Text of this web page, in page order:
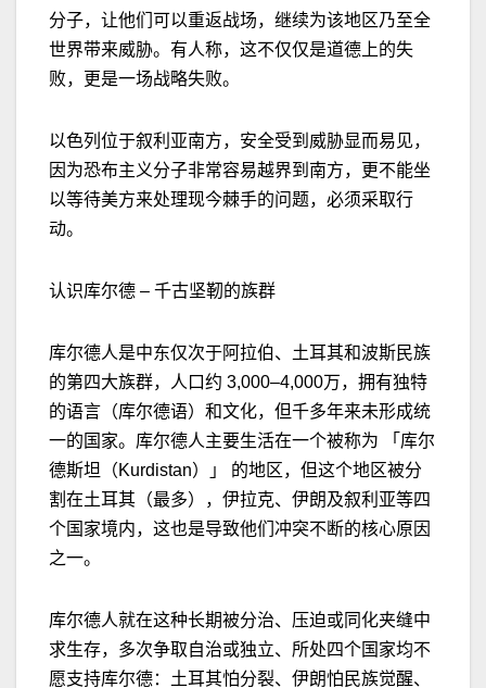
分子，让他们可以重返战场，继续为该地区乃至全
世界带来威胁。有人称，这不仅仅是道德上的失
败，更是一场战略失败。
以色列位于叙利亚南方，安全受到威胁显而易见，
因为恐布主义分子非常容易越界到南方，更不能坐
以等待美方来处理现今棘手的问题，必须采取行
动。
认识库尔德 – 千古坚靭的族群
库尔德人是中东仅次于阿拉伯、土耳其和波斯民族
的第四大族群，人口约 3,000–4,000万，拥有独特
的语言（库尔德语）和文化，但千多年来未形成统
一的国家。库尔德人主要生活在一个被称为 「库尔
德斯坦（Kurdistan）」 的地区，但这个地区被分
割在土耳其（最多），伊拉克、伊朗及叙利亚等四
个国家境内，这也是导致他们冲突不断的核心原因
之一。
库尔德人就在这种长期被分治、压迫或同化夹缝中
求生存，多次争取自治或独立、所处四个国家均不
愿支持库尔德：土耳其怕分裂、伊朗怕民族觉醒、